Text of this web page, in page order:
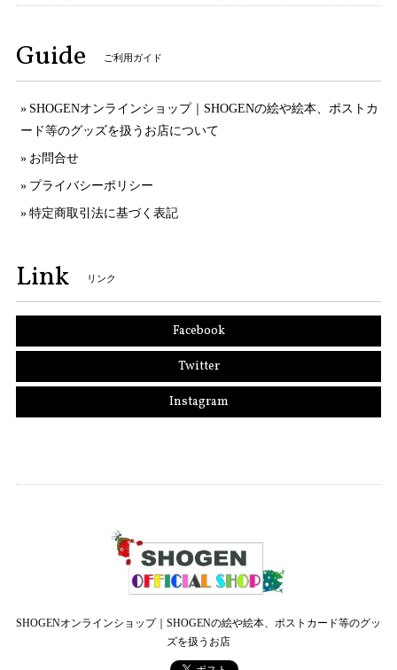
Guide ご利用ガイド
SHOGENオンラインショップ｜SHOGENの絵や絵本、ポストカ
ード等のグッズを扱うお店について
お問合せ
プライバシーポリシー
特定商取引法に基づく表記
Link リンク
Facebook
Twitter
Instagram
SHOGENオンラインショップ｜SHOGENの絵や絵本、ポストカード等のグッ
ズを扱うお店